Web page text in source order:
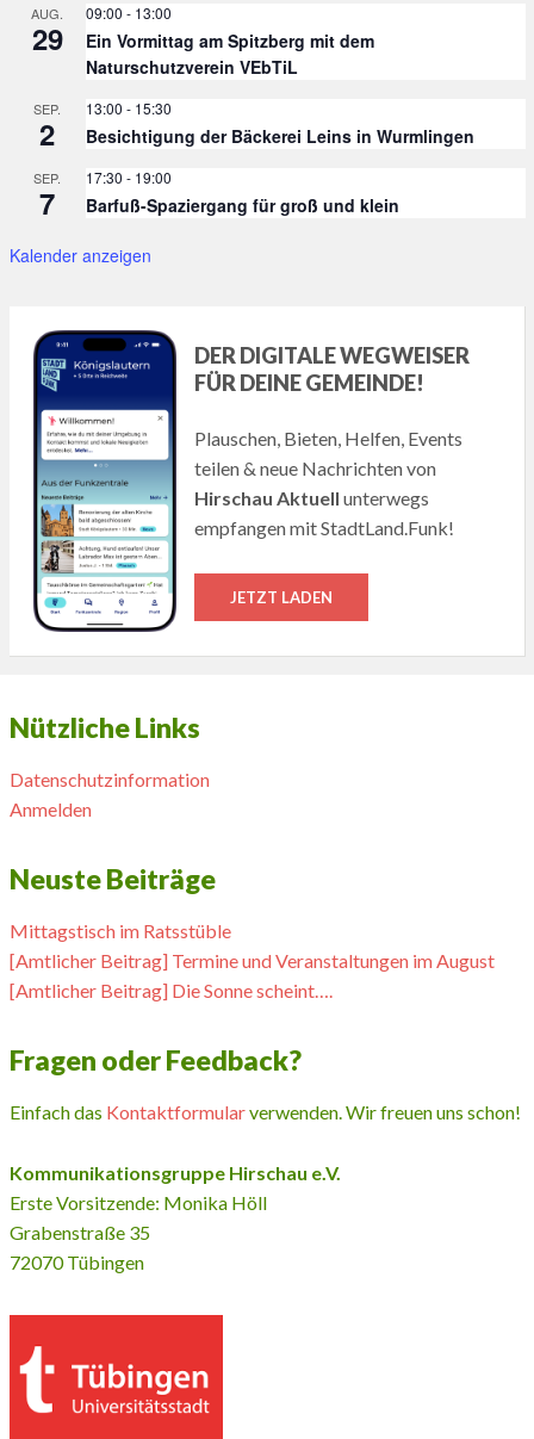
AUG.
29
09:00 - 13:00
Ein Vormittag am Spitzberg mit dem
Naturschutzverein VEbTiL
SEP.
2
13:00 - 15:30
Besichtigung der Bäckerei Leins in Wurmlingen
SEP.
7
17:30 - 19:00
Barfuß-Spaziergang für groß und klein
Kalender anzeigen
DER DIGITALE WEGWEISER
FÜR DEINE GEMEINDE!
Plauschen, Bieten, Helfen, Events
teilen & neue Nachrichten von
Hirschau Aktuell unterwegs
empfangen mit StadtLand.Funk!
JETZT LADEN
Nützliche Links
Datenschutzinformation
Anmelden
Neuste Beiträge
Mittagstisch im Ratsstüble
[Amtlicher Beitrag] Termine und Veranstaltungen im August
[Amtlicher Beitrag] Die Sonne scheint….
Fragen oder Feedback?
Einfach das Kontaktformularverwenden. Wir freuen uns schon!
Kommunikationsgruppe Hirschau e.V.
Erste Vorsitzende: Monika Höll
Grabenstraße 35
72070 Tübingen